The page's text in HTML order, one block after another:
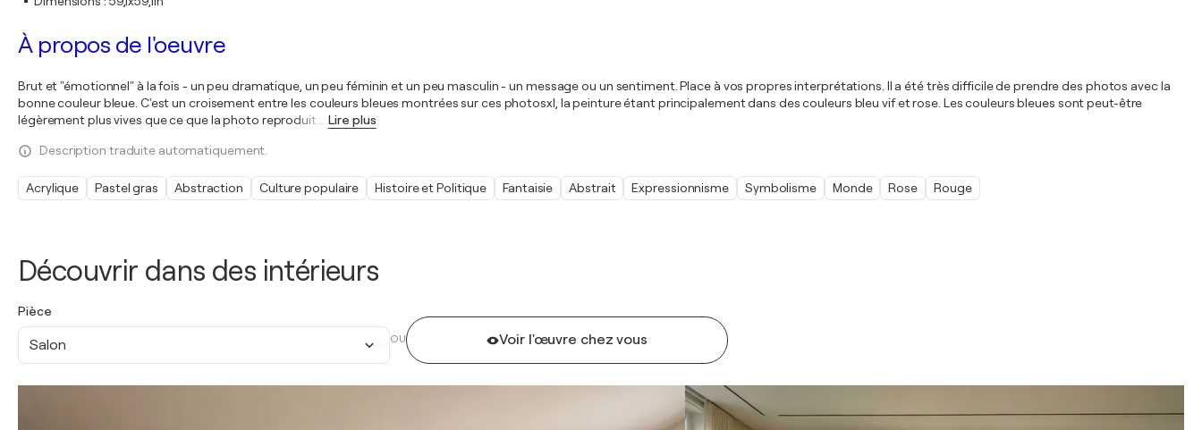
Découvrir dans des intérieurs
Pièce
Salon OU Voir l'œuvre chez vous
À propos de l'oeuvre
Brut et "émotionnel" à la fois - un peu dramatique, un peu féminin et un peu masculin - un message ou un sentiment. Place à vos propres interprétations. Il a été très difficile de prendre des photos avec la
bonne couleur bleue. C'est un croisement entre les couleurs bleues montrées sur ces photosxl, la peinture étant principalement dans des couleurs bleu vif et rose. Les couleurs bleues sont peut-être
légèrement plus vives que ce que la photo reproduit.
Lire plus
Description traduite automatiquement.
Acrylique Pastel gras Abstraction Culture populaire Histoire et Politique Fantaisie Abstrait Expressionnisme Symbolisme Monde Rose Rouge